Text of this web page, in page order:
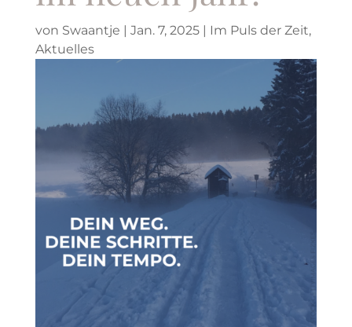
von Swaantje | Jan. 7, 2025| Im Puls der Zeit,
Aktuelles